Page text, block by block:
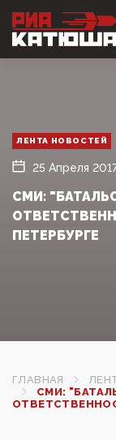
ЛЕНТА НОВОСТЕЙ
25 Апреля
СМИ:
ПЕТЕРБУРГЕ
ГЛАВНАЯ
СМИ: